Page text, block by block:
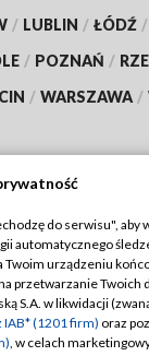
/ LUBLIN / ŁÓDŹ /
/ POZNAŃ /
/ WARSZAWA /
TVP
Regulamin
Polityka
do serwisu", aby
automatycznego
Twoim urządzeniu
przetwarzanie Twoich
S.A. w likwidacji
IAB* (1201 firm) oraz
, w celach